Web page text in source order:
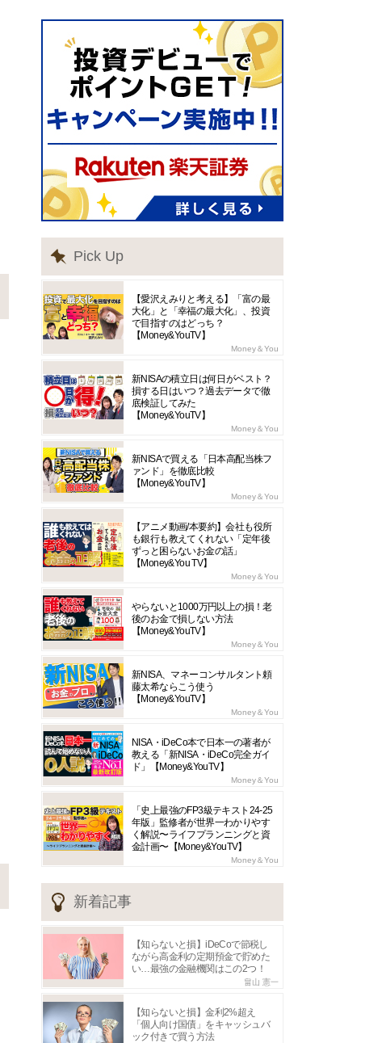
Pick Up
【愛沢えみりと考える】「富の最
大化」と「幸福の最大化」、投資
で目指すのはどっち？
【Money&YouTV】
Money＆You
新NISAの積立日は何日がベスト？
損する日はいつ？過去データで徹
底検証してみた
【Money&YouTV】
Money＆You
新NISAで買える「日本高配当株フ
ァンド」を徹底比較
【Money&YouTV】
Money＆You
【アニメ動画/本要約】会社も役所
も銀行も教えてくれない「定年後
ずっと困らないお金の話」
【Money&You TV】
Money＆You
やらないと1000万円以上の損！老
後のお金で損しない方法
【Money&YouTV】
Money＆You
新NISA、マネーコンサルタント頼
藤太希ならこう使う
【Money&YouTV】
Money＆You
NISA・iDeCo本で日本一の著者が
教える「新NISA・iDeCo完全ガイ
ド」【Money&YouTV】
Money＆You
「史上最強のFP3級テキスト24-25
年版」監修者が世界一わかりやす
く解説〜ライフプランニングと資
金計画〜【Money&YouTV】
Money＆You
新着記事
【知らないと損】iDeCoで節税し
ながら高金利の定期預金で貯めた
い…最強の金融機関はこの2つ！
畠山 憲一
【知らないと損】金利2%超え
「個人向け国債」をキャッシュバ
ック付きで買う方法